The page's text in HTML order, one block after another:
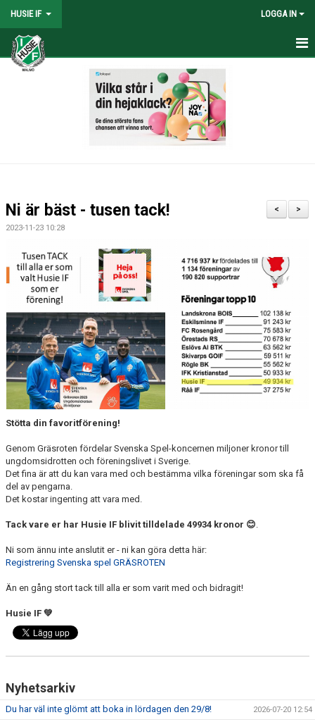
HUSIE IF LOGGA IN
HEM
DOKUMENT
SHOPEN
MEDLEMSRABATTER
MEDLEMSAVGIFTER
DOMARE
NYHETER
>
<
Ni är bäst - tusen tack!
2023-11-23 10:28
Stötta din favoritförening!
Genom Gräsroten fördelar Svenska Spel-koncernen miljoner kronor till
ungdomsidrotten och föreningslivet i Sverige.
Det fina är att du kan vara med och bestämma vilka föreningar som ska få
del av pengarna.
Det kostar ingenting att vara med.
Tack vare er har Husie IF blivit tilldelade 49934 kronor 😊
Ni som ännu inte anslutit er - ni kan göra detta här:
Registrering Svenska spel GRÄSROTEN
Än en gång stort tack till alla er som varit med och bidragit!
Husie IF 💚
Nyhetsarkiv
Du har väl inte glömt att boka in lördagen den 29/8! 2026-07-20 12:54